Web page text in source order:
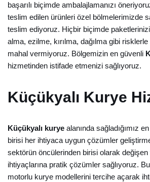
başarılı biçimde ambalajlamanızı
teslim edilen ürünleri özel bölmelerimizde
teslim ediyoruz. Hiçbir biçimde
alma, ezilme, kırılma, dağılma gibi
mahal vermiyoruz. Bölgemizin en güvenli
hizmetinden istifade etmenizi sağlıyoruz.
Küçükyalı Kurye
Küçükyalı kurye alanında sağladığımız
birisi her ihtiyaca uygun çözümler
sektörün öncülerinden birisi olarak
ihtiyaçlarına pratik çözümler sağlıyoruz.
motorlu kurye modellerini tercihe açarak